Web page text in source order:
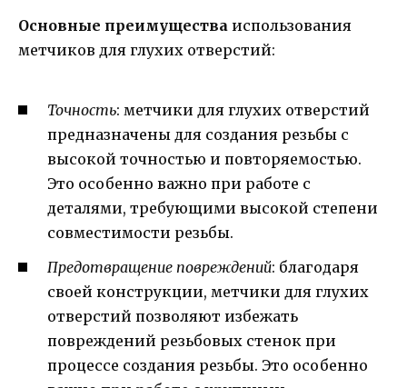
Основные преимущества использования
метчиков для глухих отверстий:
Точность: метчики для глухих отверстий
предназначены для создания резьбы с
высокой точностью и повторяемостью.
Это особенно важно при работе с
деталями, требующими высокой степени
совместимости резьбы.
Предотвращение повреждений: благодаря
своей конструкции, метчики для глухих
отверстий позволяют избежать
повреждений резьбовых стенок при
процессе создания резьбы. Это особенно